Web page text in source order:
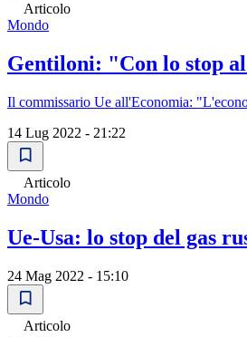
Articolo
Mondo
Gentiloni: "Con lo stop al
Il commissario Ue all'Economia:
14 Lug 2022 - 21:22
Articolo
Mondo
Ue-Usa: lo stop del gas
24 Mag 2022 - 15:10
Articolo